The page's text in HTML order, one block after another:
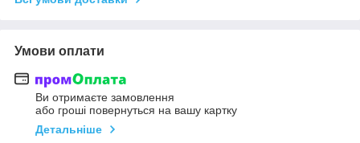
Умови оплати
Ви отримаєте замовлення
або гроші повернуться на вашу картку
Детальніше